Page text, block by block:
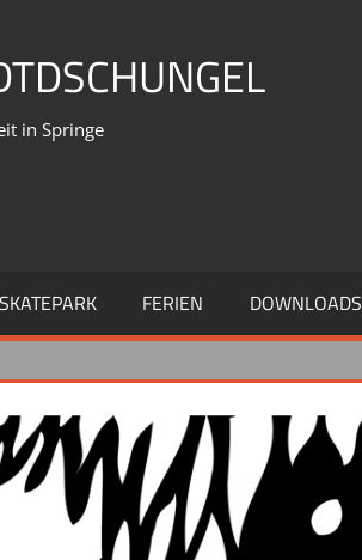
in Springe
SKATEPARK FERIEN DOWNLOADS